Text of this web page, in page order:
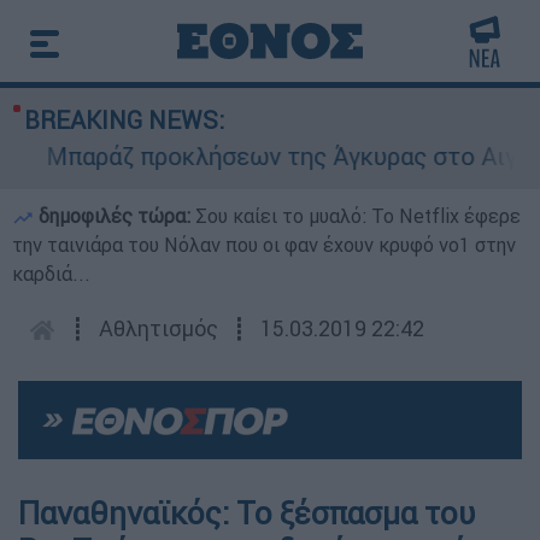
BREAKING NEWS:
Μπαράζ προκλήσεων της Άγκυρας στο Αιγαίο:
δημοφιλές τώρα: Σου καίει το μυαλό: Το Netflix έφερε
την ταινιάρα του Νόλαν που οι φαν έχουν κρυφό νο1 στην
καρδιά...
┋ Αθλητισμός ┋ 15.03.2019 22:42
Παναθηναϊκός: Το ξέσπασμα του